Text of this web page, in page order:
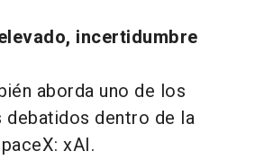
incertidumbre
aborda uno de los
debatidos dentro de la
xAI.